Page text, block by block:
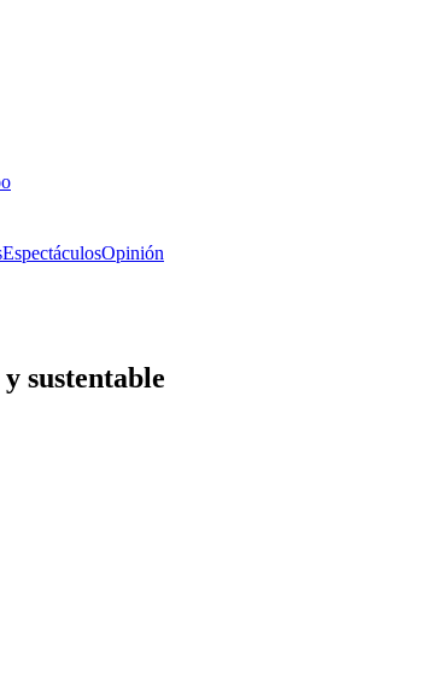
EspectáculosOpinión
sustentable